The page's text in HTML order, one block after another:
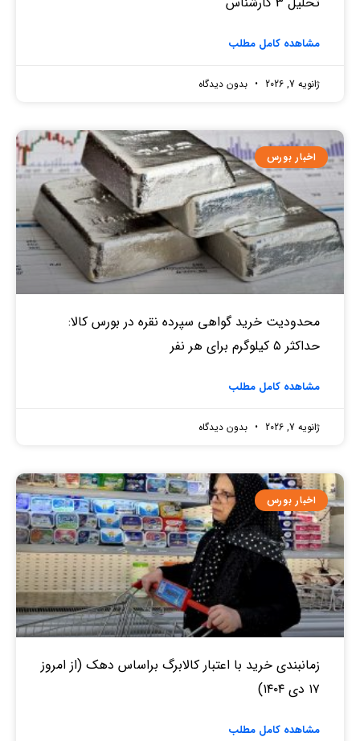
مشاهده کامل مطلب
ژانویه 7, 2026 بدون دیدگاه
اخبار بورس
محدودیت خرید گواهی سپرده نقره در بورس کالا:
حداکثر ۵ کیلوگرم برای هر نفر
مشاهده کامل مطلب
ژانویه 7, 2026 بدون دیدگاه
اخبار بورس
زمانبندی خرید با اعتبار کالابرگ براساس دهک (از امروز
۱۷ دی ۱۴۰۴)
مشاهده کامل مطلب